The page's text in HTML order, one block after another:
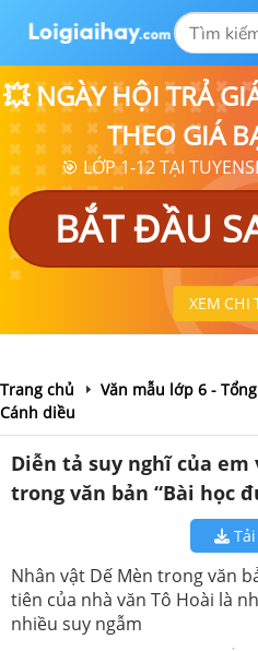
💥 NGÀY HỘI TRẢ
THEO GIÁ
🎯 LỚP 1-12 TẠI
BẮT ĐẦU
XEM CHI
Trang chủ
Văn mẫu lớp 6 -
Cánh diều
Diễn tả suy nghĩ của em
trong văn bản “Bài học
Tải
Nhân vật Dế Mèn trong văn
tiên của nhà văn Tô Hoài là
nhiều suy ngẫm